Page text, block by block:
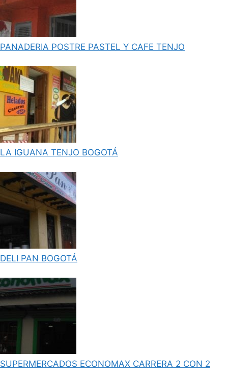
PANADERIA POSTRE PASTEL Y CAFE TENJO
LA IGUANA TENJO BOGOTÁ
DELI PAN BOGOTÁ
SUPERMERCADOS ECONOMAX CARRERA 2 CON 2